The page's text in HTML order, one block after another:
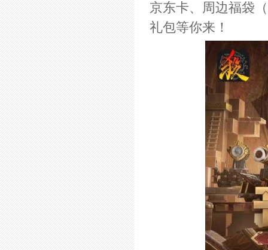
京东卡、周边福袋
礼包等你来！